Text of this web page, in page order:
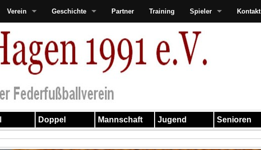
Verein Geschichte Partner Training Spieler Kontakt
Doppel Mannschaft Jugend Senioren